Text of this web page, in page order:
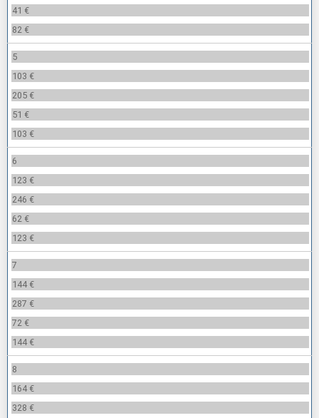
41 €
82 €
5
103 €
205 €
51 €
103 €
6
123 €
246 €
62 €
123 €
7
144 €
287 €
72 €
144 €
8
164 €
328 €